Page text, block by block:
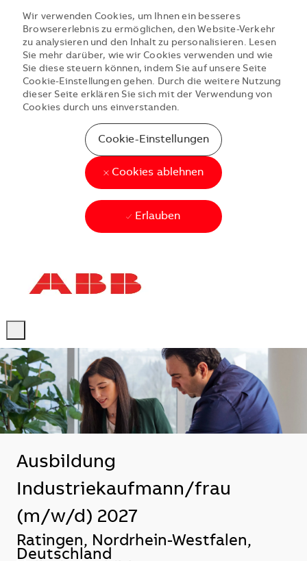
-
-
Wir verwenden Cookies, um Ihnen ein besseres
Browsererlebnis zu ermöglichen, den Website-Verkehr
zu analysieren und den Inhalt zu personalisieren. Lesen
Sie mehr darüber, wie wir Cookies verwenden und wie
Sie diese steuern können, indem Sie auf unsere Seite
Cookie-Einstellungen gehen. Durch die weitere Nutzung
dieser Seite erklären Sie sich mit der Verwendung von
Cookies durch uns einverstanden.
Cookie-Einstellungen
Cookies ablehnen
Erlauben
Ausbildung
Industriekaufmann/frau
(m/w/d) 2027
Standort
Ratingen, Nordrhein-Westfalen,
Deutschland